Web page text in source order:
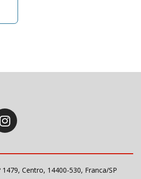
1479, Centro, 14400-530, Franca/SP